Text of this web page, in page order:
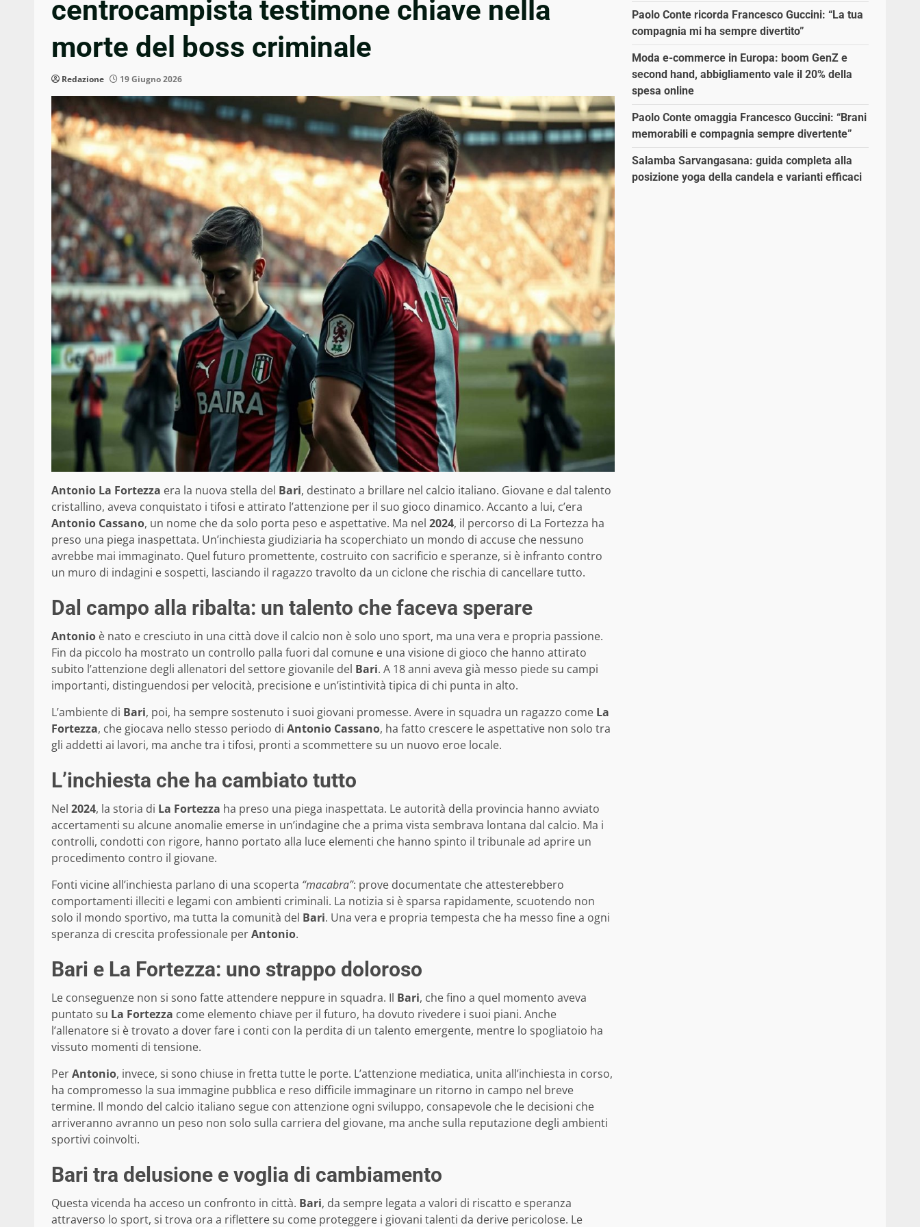
centrocampista testimone chiave nella
morte del boss criminale
Redazione 19 Giugno 2026
Antonio La Fortezza era la nuova stella del Bari, destinato a brillare nel calcio italiano. Giovane e dal talento
cristallino, aveva conquistato i tifosi e attirato l’attenzione per il suo gioco dinamico. Accanto a lui, c’era
Antonio Cassano, un nome che da solo porta peso e aspettative. Ma nel 2024, il percorso di La Fortezza ha
preso una piega inaspettata. Un’inchiesta giudiziaria ha scoperchiato un mondo di accuse che nessuno
avrebbe mai immaginato. Quel futuro promettente, costruito con sacrificio e speranze, si è infranto contro
un muro di indagini e sospetti, lasciando il ragazzo travolto da un ciclone che rischia di cancellare tutto.
Dal campo alla ribalta: un talento che faceva sperare
Antonio è nato e cresciuto in una città dove il calcio non è solo uno sport, ma una vera e propria passione.
Fin da piccolo ha mostrato un controllo palla fuori dal comune e una visione di gioco che hanno attirato
subito l’attenzione degli allenatori del settore giovanile del Bari. A 18 anni aveva già messo piede su campi
importanti, distinguendosi per velocità, precisione e un’istintività tipica di chi punta in alto.
L’ambiente di Bari, poi, ha sempre sostenuto i suoi giovani promesse. Avere in squadra un ragazzo come La
Fortezza, che giocava nello stesso periodo di Antonio Cassano, ha fatto crescere le aspettative non solo tra
gli addetti ai lavori, ma anche tra i tifosi, pronti a scommettere su un nuovo eroe locale.
L’inchiesta che ha cambiato tutto
Nel 2024, la storia di La Fortezza ha preso una piega inaspettata. Le autorità della provincia hanno avviato
accertamenti su alcune anomalie emerse in un’indagine che a prima vista sembrava lontana dal calcio. Ma i
controlli, condotti con rigore, hanno portato alla luce elementi che hanno spinto il tribunale ad aprire un
procedimento contro il giovane.
Fonti vicine all’inchiesta parlano di una scoperta “macabra”: prove documentate che attesterebbero
comportamenti illeciti e legami con ambienti criminali. La notizia si è sparsa rapidamente, scuotendo non
solo il mondo sportivo, ma tutta la comunità del Bari. Una vera e propria tempesta che ha messo fine a ogni
speranza di crescita professionale perAntonio.
Bari e La Fortezza: uno strappo doloroso
Le conseguenze non si sono fatte attendere neppure in squadra. Il Bari, che fino a quel momento aveva
puntato su La Fortezza come elemento chiave per il futuro, ha dovuto rivedere i suoi piani. Anche
l’allenatore si è trovato a dover fare i conti con la perdita di un talento emergente, mentre lo spogliatoio ha
vissuto momenti di tensione.
PerAntonio, invece, si sono chiuse in fretta tutte le porte. L’attenzione mediatica, unita all’inchiesta in corso,
ha compromesso la sua immagine pubblica e reso difficile immaginare un ritorno in campo nel breve
termine. Il mondo del calcio italiano segue con attenzione ogni sviluppo, consapevole che le decisioni che
arriveranno avranno un peso non solo sulla carriera del giovane, ma anche sulla reputazione degli ambienti
sportivi coinvolti.
Bari tra delusione e voglia di cambiamento
Questa vicenda ha acceso un confronto in città. Bari, da sempre legata a valori di riscatto e speranza
attraverso lo sport, si trova ora a riflettere su come proteggere i giovani talenti da derive pericolose. Le
Paolo Conte ricorda Francesco Guccini: “La tua
compagnia mi ha sempre divertito”
Moda e-commerce in Europa: boom GenZ e
second hand, abbigliamento vale il 20% della
spesa online
Paolo Conte omaggia Francesco Guccini: “Brani
memorabili e compagnia sempre divertente”
Salamba Sarvangasana: guida completa alla
posizione yoga della candela e varianti efficaci